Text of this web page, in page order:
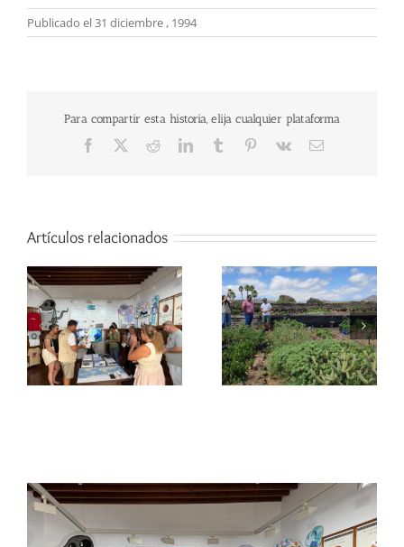
Publicado el 31 diciembre , 1994
Para compartir esta historia, elija cualquier plataforma
Facebook RedditLinkedInTumblr Pinterest
Vk
Correo
Artículos relacionados